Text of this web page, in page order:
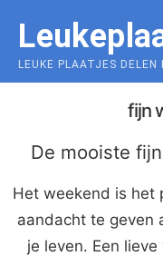
content
LEUKE PLAATJES DELEN
fijn
De mooiste
Het weekend is het
aandacht te geven
je leven. Een lieve